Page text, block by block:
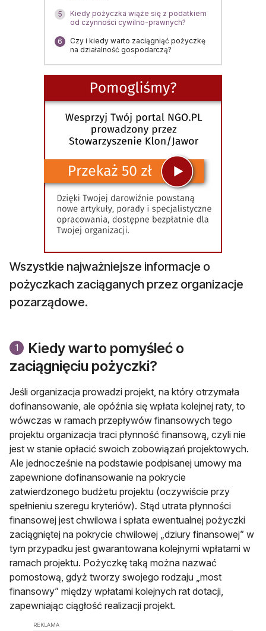
5
Kiedy pożyczka wiąże się z podatkiem
od czynności cywilno-prawnych?
6
Czy i kiedy warto zaciągniąć pożyczkę
na działalność gospodarczą?
Wszystkie najważniejsze informacje o
pożyczkach zaciąganych przez organizacje
pozarządowe.
1
Kiedy warto pomyśleć o
zaciągnięciu pożyczki?
Jeśli organizacja prowadzi projekt, na który otrzymała
dofinansowanie, ale opóźnia się wpłata kolejnej raty, to
wówczas w ramach przepływów finansowych tego
projektu organizacja traci płynność finansową, czyli nie
jest w stanie opłacić swoich zobowiązań projektowych.
Ale jednocześnie na podstawie podpisanej umowy ma
zapewnione dofinansowanie na pokrycie
zatwierdzonego budżetu projektu (oczywiście przy
spełnieniu szeregu kryteriów). Stąd utrata płynności
finansowej jest chwilowa i spłata ewentualnej pożyczki
zaciągniętej na pokrycie chwilowej „dziury finansowej” w
tym przypadku jest gwarantowana kolejnymi wpłatami w
ramach projektu. Pożyczkę taką można nazwać
pomostową, gdyż tworzy swojego rodzaju „most
finansowy” między wpłatami kolejnych rat dotacji,
zapewniając ciągłość realizacji projekt.
REKLAMA